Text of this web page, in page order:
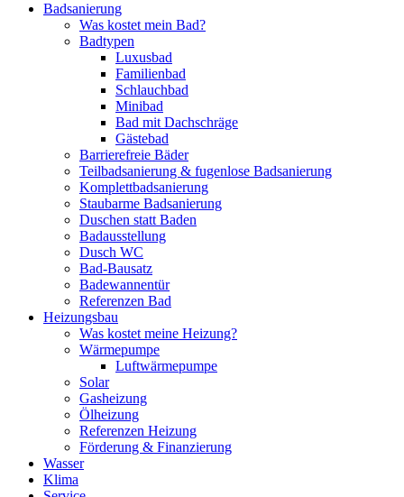
Badsanierung
Was kostet mein Bad?
Badtypen
Luxusbad
Familienbad
Schlauchbad
Minibad
Bad mit Dachschräge
Gästebad
Barrierefreie Bäder
Teilbadsanierung & fugenlose Badsanierung
Komplettbadsanierung
Staubarme Badsanierung
Duschen statt Baden
Badausstellung
Dusch WC
Bad-Bausatz
Badewannentür
Referenzen Bad
Heizungsbau
Was kostet meine Heizung?
Wärmepumpe
Luftwärmepumpe
Solar
Gasheizung
Ölheizung
Referenzen Heizung
Förderung & Finanzierung
Wasser
Klima